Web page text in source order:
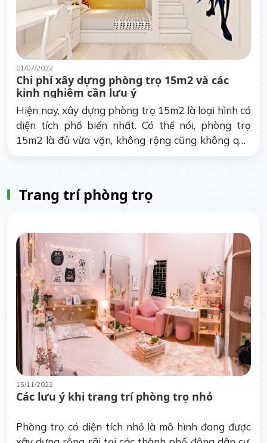
01/07/2022
Chi phí xây dựng phòng trọ 15m2 và các
kinh nghiệm cần lưu ý
Hiện nay, xây dựng phòng trọ 15m2 là loại hình có
diện tích phổ biến nhất. Có thể nói, phòng trọ
15m2 là đủ vừa vặn, không rộng cũng không quá
Trang trí phòng trọ
15/11/2022
Các lưu ý khi trang trí phòng trọ nhỏ
Phòng trọ có diện tích nhỏ là mô hình đang được